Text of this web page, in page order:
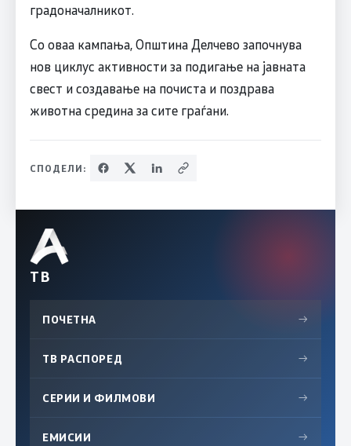
градоначалникот.
Со оваа кампања, Општина Делчево започнува
нов циклус активности за подигање на јавната
свест и создавање на почиста и поздрава
животна средина за сите граѓани.
СПОДЕЛИ:
ТВ
ПОЧЕТНА →
ТВ РАСПОРЕД →
СЕРИИ И ФИЛМОВИ →
ЕМИСИИ →